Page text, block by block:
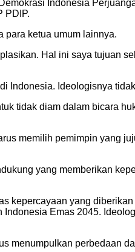
Indonesia
PDIP.
para ketua umum lainnya.
Hal ini saya tujuan
Indonesia. Ideologisnya
tidak diam dalam bicara
memilih pemimpin yang
yang memberikan
kepercayaan yang
Emas 2045.
menumpulkan perbedaan